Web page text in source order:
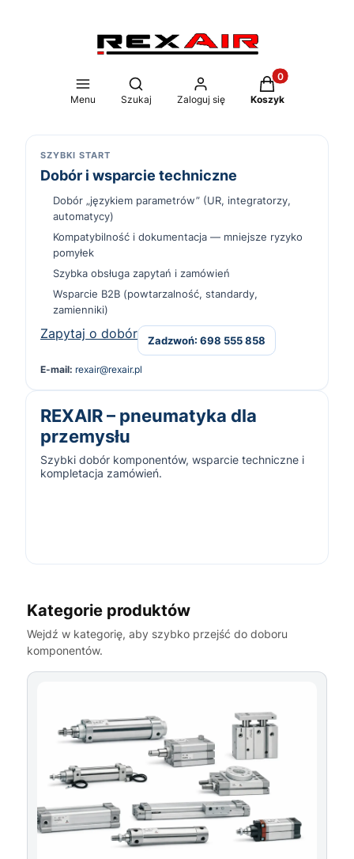
Menu
Otwórz wyszukiwarkę
Szukaj Zaloguj się
Produkty w
Koszyk
SZYBKI START
Dobór i wsparcie techniczne
Dobór „językiem parametrów” (UR, integratorzy,
automatycy)
Kompatybilność i dokumentacja — mniejsze ryzyko
pomyłek
Szybka obsługa zapytań i zamówień
Wsparcie B2B (powtarzalność, standardy,
zamienniki)
Zapytaj o dobór Zadzwoń: 698 555 858
E-mail: rexair@rexair.pl
REXAIR – pneumatyka dla
przemysłu
Szybki dobór komponentów, wsparcie techniczne i
kompletacja zamówień.
Kategorie produktów
Wejdź w kategorię, aby szybko przejść do doboru
komponentów.